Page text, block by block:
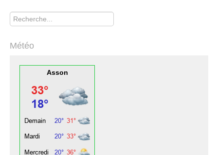
Rechercher
Météo
Asson